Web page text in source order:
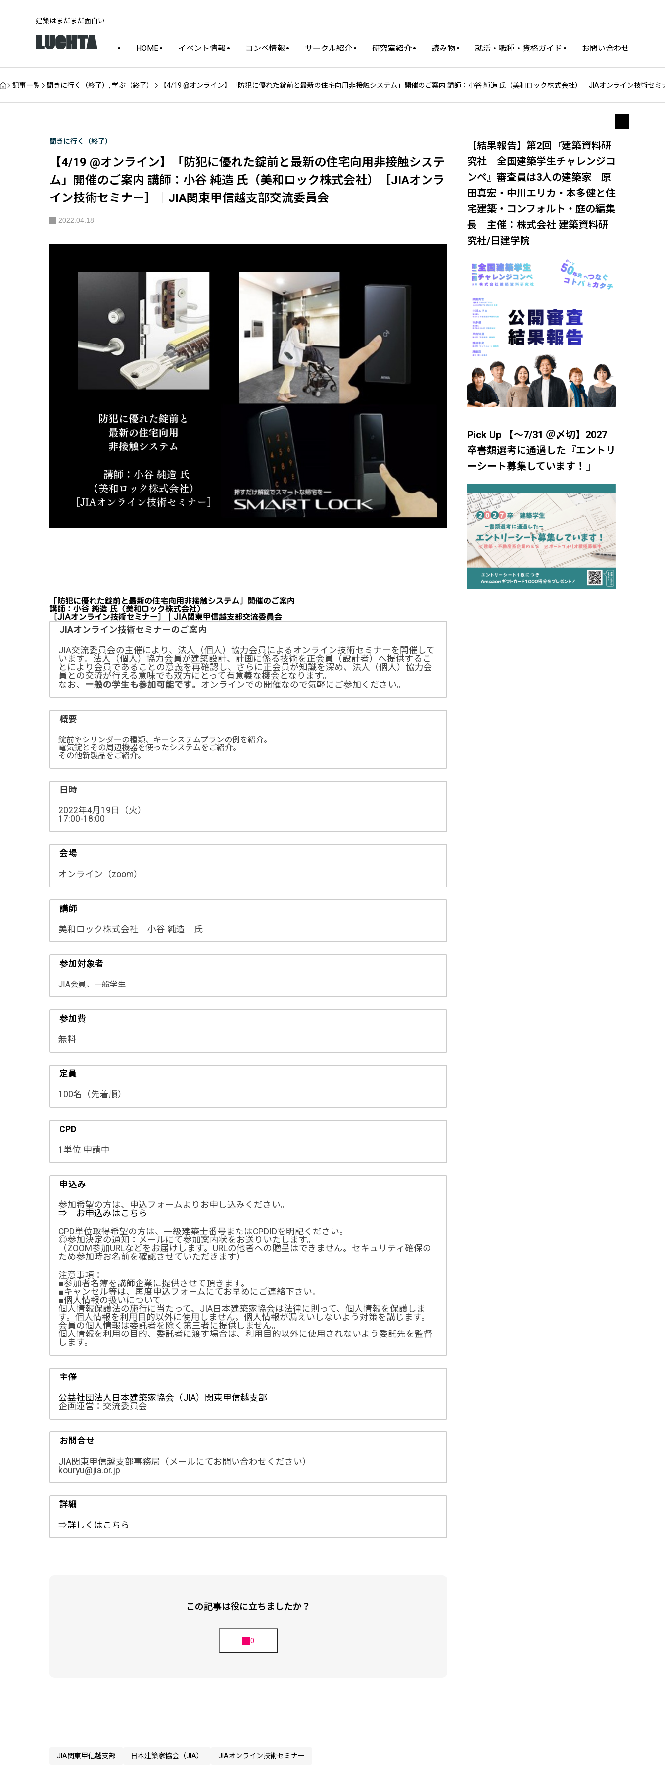
建築はまだまだ面白い
HOME イベント情報 コンペ情報 サークル紹介 研究室紹介 読み物 就活・職種・資格ガイド お問い合わせ
記事一覧 聞きに行く（終了） , 学ぶ（終了） 【4/19 @オンライン】「防犯に優れた錠前と最新の住宅向用非接触システム」開催のご案内 講師：小谷 純造 氏（美和ロック株式会社）［JIAオンライン技術セ
聞きに行く（終了）
【4/19 @オンライン】「防犯に優れた錠前と最新の住宅向用非接触システ
ム」開催のご案内 講師：小谷 純造 氏（美和ロック株式会社）［JIAオンラ
イン技術セミナー］｜JIA関東甲信越支部交流委員会
2022.04.18
「防犯に優れた錠前と最新の住宅向用非接触システム」開催のご案内
講師：小谷 純造 氏（美和ロック株式会社）
［JIAオンライン技術セミナー］｜JIA関東甲信越支部交流委員会
JIAオンライン技術セミナーのご案内
JIA交流委員会の主催により、法人（個人）協力会員によるオンライン技術セミナーを開催して
います。法人（個人）協力会員が建築設計、計画に係る技術を正会員（設計者）へ提供するこ
とにより会員であることの意義を再確認し、さらに正会員が知識を深め、法人（個人）協力会
員との交流が行える意味でも双方にとって有意義な機会となります。
なお、
一般の学生も参加可能です。 オンラインでの開催なので気軽にご参加ください。
概要
錠前やシリンダーの種類、キーシステムプランの例を紹介。
電気錠とその周辺機器を使ったシステムをご紹介。
その他新製品をご紹介。
日時
2022年4月19日（火）
17:00-18:00
会場
オンライン（zoom）
講師
美和ロック株式会社 小谷 純造 氏
参加対象者
JIA会員、一般学生
参加費
無料
定員
100名（先着順）
CPD
1単位 申請中
申込み
参加希望の方は、申込フォームよりお申し込みください。
⇒ お申込みはこちら
CPD単位取得希望の方は、一級建築士番号またはCPDIDを明記ください。
◎参加決定の通知：メールにて参加案内状をお送りいたします。
（ZOOM参加URLなどをお届けします。URLの他者への贈呈はできません。セキュリティ確保の
ため参加時お名前を確認させていただきます）
注意事項：
■参加者名簿を講師企業に提供させて頂きます。
■キャンセル等は、再度申込フォームにてお早めにご連絡下さい。
■個人情報の扱いについて
個人情報保護法の施行に当たって、JIA日本建築家協会は法律に則って、個人情報を保護しま
す。個人情報を利用目的以外に使用しません。個人情報が漏えいしないよう対策を講じます。
会員の個人情報は委託者を除く第三者に提供しません。
個人情報を利用の目的、委託者に渡す場合は、利用目的以外に使用されないよう委託先を監督
します。
主催
公益社団法人日本建築家協会（JIA）関東甲信越支部
企画運営：交流委員会
お問合せ
JIA関東甲信越支部事務局（メールにてお問い合わせください）
kouryu@jia.or.jp
詳細
⇒詳しくはこちら
この記事は役に立ちましたか？
JIA関東甲信越支部 日本建築家協会（JIA） JIAオンライン技術セミナー
【結果報告】第2回『建築資料研
究社 全国建築学生チャレンジコ
ンペ』審査員は3人の建築家 原
田真宏・中川エリカ・本多健と住
宅建築・コンフォルト・庭の編集
長｜主催：株式会社 建築資料研
究社/日建学院
Pick Up 【～7/31 ＠〆切】2027
卒書類選考に通過した『エントリ
ーシート募集しています！』